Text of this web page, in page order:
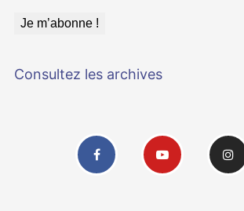
Consultez les archives